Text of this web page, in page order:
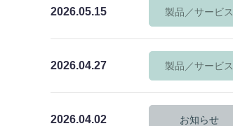
2026.05.15 製品／サービス
2026.04.27 製品／サービス
2026.04.02 お知らせ